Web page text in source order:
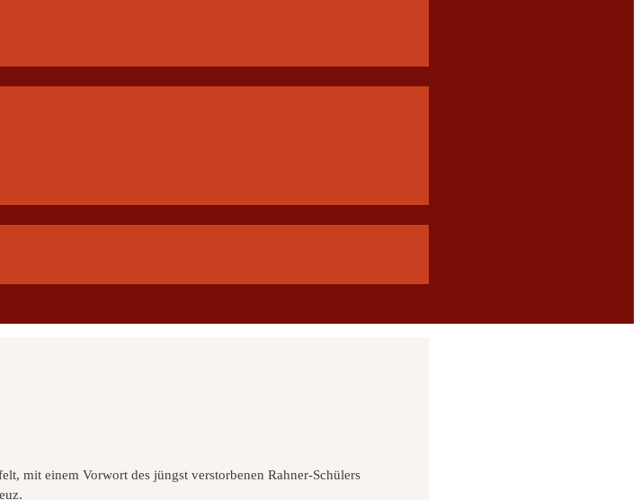
mit einem Vorwort des jüngst verstorbenen Rahner-Schülers